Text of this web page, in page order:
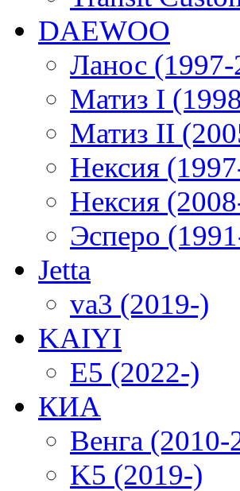
DAEWOO
Ланос
Матиз I
Матиз II
Нексия
Нексия
Эсперо
Jetta
va3 (2019-)
KAIYI
E5 (2022-)
КИА
Венга (2010-
K5 (2019-)